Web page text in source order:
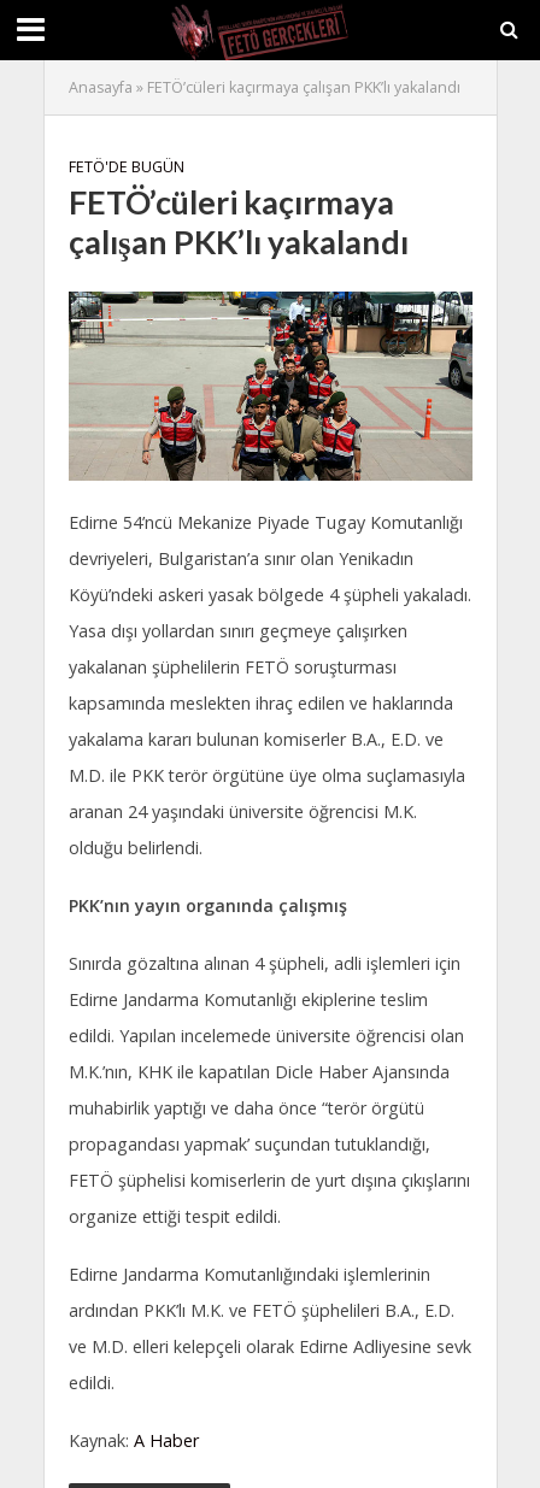
Anasayfa » FETÖ’cüleri kaçırmaya çalışan PKK’lı yakalandı
FETÖ'DE BUGÜN
FETÖ’cüleri kaçırmaya
çalışan PKK’lı yakalandı
Edirne 54’ncü Mekanize Piyade Tugay Komutanlığı
devriyeleri, Bulgaristan’a sınır olan Yenikadın
Köyü’ndeki askeri yasak bölgede 4 şüpheli yakaladı.
Yasa dışı yollardan sınırı geçmeye çalışırken
yakalanan şüphelilerin FETÖ soruşturması
kapsamında meslekten ihraç edilen ve haklarında
yakalama kararı bulunan komiserler B.A., E.D. ve
M.D. ile PKK terör örgütüne üye olma suçlamasıyla
aranan 24 yaşındaki üniversite öğrencisi M.K.
olduğu belirlendi.
PKK’nın yayın organında çalışmış
Sınırda gözaltına alınan 4 şüpheli, adli işlemleri için
Edirne Jandarma Komutanlığı ekiplerine teslim
edildi. Yapılan incelemede üniversite öğrencisi olan
M.K.’nın, KHK ile kapatılan Dicle Haber Ajansında
muhabirlik yaptığı ve daha önce “terör örgütü
propagandası yapmak’ suçundan tutuklandığı,
FETÖ şüphelisi komiserlerin de yurt dışına çıkışlarını
organize ettiği tespit edildi.
Edirne Jandarma Komutanlığındaki işlemlerinin
ardından PKK’lı M.K. ve FETÖ şüphelileri B.A., E.D.
ve M.D. elleri kelepçeli olarak Edirne Adliyesine sevk
edildi.
Kaynak: A Haber